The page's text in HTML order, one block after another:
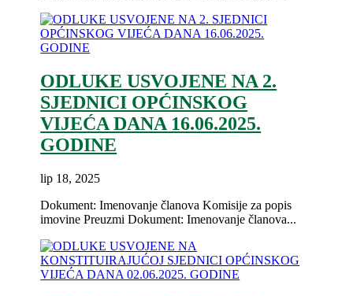
ODLUKE USVOJENE NA 2.
SJEDNICI OPĆINSKOG
VIJEĆA DANA 16.06.2025.
GODINE
lip 18, 2025
Dokument: Imenovanje članova Komisije za popis
imovine Preuzmi Dokument: Imenovanje članova...